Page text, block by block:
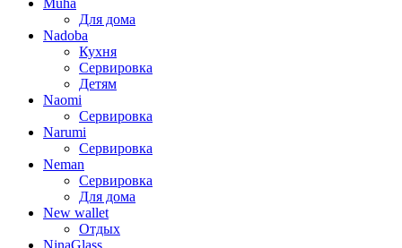
Muha
Для дома
Nadoba
Кухня
Сервировка
Детям
Naomi
Сервировка
Narumi
Сервировка
Neman
Сервировка
Для дома
New wallet
Отдых